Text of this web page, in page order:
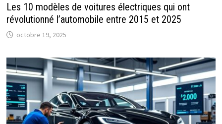
Les 10 modèles de voitures électriques qui ont
révolutionné l’automobile entre 2015 et 2025
octobre 19, 2025